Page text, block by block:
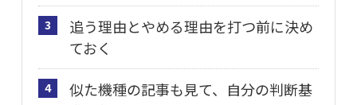
3
追う理由とやめる理由を打つ前に決め
ておく
4
似た機種の記事も見て、自分の判断基